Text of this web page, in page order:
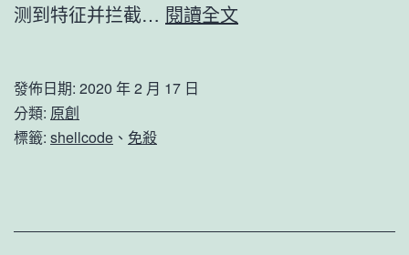
测到特征并拦截… 閱讀全文
毒
發佈日期: 2020 年 2 月 17 日
分類: 原創
標籤: shellcode 、 免殺